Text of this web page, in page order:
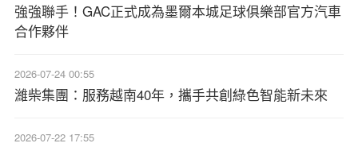
強強聯手！GAC正式成為墨爾本城足球俱樂部官方汽車
合作夥伴
2026-07-24 00:55
濰柴集團：服務越南40年，攜手共創綠色智能新未來
2026-07-22 17:55